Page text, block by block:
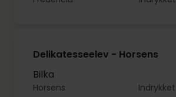
Delikatesseelev - Horsens
Bilka
Horsens